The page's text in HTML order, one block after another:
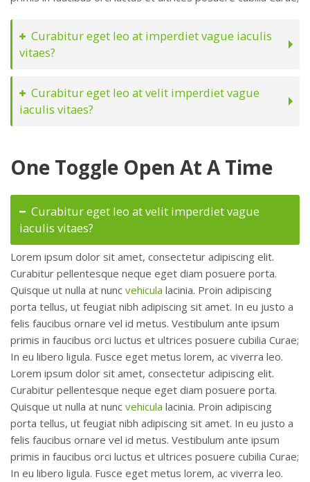
Curabitur eget leo at imperdiet vague iaculis
vitaes?
Curabitur eget leo at velit imperdiet vague
iaculis vitaes?
One Toggle Open At A Time
Curabitur eget leo at velit imperdiet vague
iaculis vitaes?
Lorem ipsum dolor sit amet, consectetur adipiscing elit.
Curabitur pellentesque neque eget diam posuere porta.
Quisque ut nulla at nunc vehicula lacinia. Proin adipiscing
porta tellus, ut feugiat nibh adipiscing sit amet. In eu justo a
felis faucibus ornare vel id metus. Vestibulum ante ipsum
primis in faucibus orci luctus et ultrices posuere cubilia Curae;
In eu libero ligula. Fusce eget metus lorem, ac viverra leo.
Lorem ipsum dolor sit amet, consectetur adipiscing elit.
Curabitur pellentesque neque eget diam posuere porta.
Quisque ut nulla at nunc vehicula lacinia. Proin adipiscing
porta tellus, ut feugiat nibh adipiscing sit amet. In eu justo a
felis faucibus ornare vel id metus. Vestibulum ante ipsum
primis in faucibus orci luctus et ultrices posuere cubilia Curae;
In eu libero ligula. Fusce eget metus lorem, ac viverra leo.